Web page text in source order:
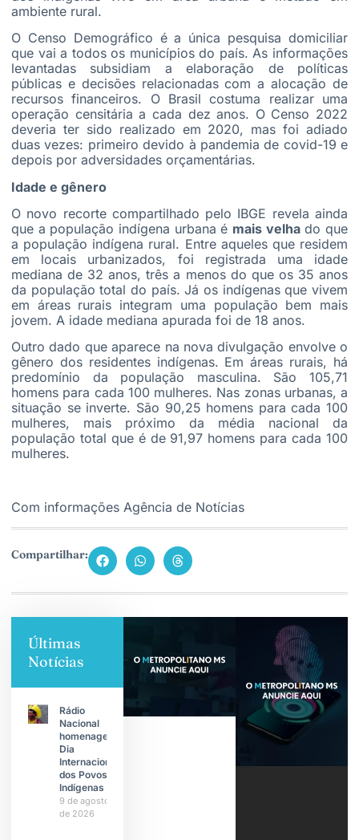
ambiente rural.
O Censo Demográfico é a única pesquisa domiciliar
que vai a todos os municípios do país. As informações
levantadas subsidiam a elaboração de políticas
públicas e decisões relacionadas com a alocação de
recursos financeiros. O Brasil costuma realizar uma
operação censitária a cada dez anos. O Censo 2022
deveria ter sido realizado em 2020, mas foi adiado
duas vezes: primeiro devido à pandemia de covid-19 e
depois por adversidades orçamentárias.
Idade e gênero
O novo recorte compartilhado pelo IBGE revela ainda
que a população indígena urbana é mais velhado que
a população indígena rural. Entre aqueles que residem
em locais urbanizados, foi registrada uma idade
mediana de 32 anos, três a menos do que os 35 anos
da população total do país. Já os indígenas que vivem
em áreas rurais integram uma população bem mais
jovem. A idade mediana apurada foi de 18 anos.
Outro dado que aparece na nova divulgação envolve o
gênero dos residentes indígenas. Em áreas rurais, há
predomínio da população masculina. São 105,71
homens para cada 100 mulheres. Nas zonas urbanas, a
situação se inverte. São 90,25 homens para cada 100
mulheres, mais próximo da média nacional da
população total que é de 91,97 homens para cada 100
mulheres.
Com informações Agência de Notícias
Compartilhar:
Últimas
Notícias
Rádio
Nacional
homenageia
Dia
Internacional
dos Povos
Indígenas
9 de agosto
de 2026